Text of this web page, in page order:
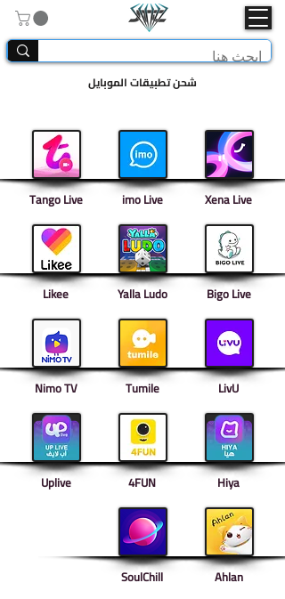
شحن تطبيقات الموبايل
Xena Live
Bigo Live
LivU
Hiya
Ahlan
imo Live
Yalla Ludo
Tumile
4FUN
SoulChill
Tango Live
Likee
Nimo TV
Uplive